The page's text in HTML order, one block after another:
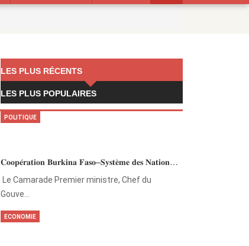
LES PLUS RÉCENTS
LES PLUS POPULAIRES
𝐂𝐨𝐨𝐩𝐞́𝐫𝐚𝐭𝐢𝐨𝐧 𝐁𝐮𝐫𝐤𝐢𝐧𝐚 𝐅𝐚𝐬𝐨–𝐒𝐲𝐬𝐭𝐞̀𝐦𝐞 𝐝𝐞𝐬 𝐍𝐚𝐭𝐢𝐨𝐧…
‎Le Camarade Premier ministre, Chef du
Gouve…
POLITIQUE
ECONOMIE